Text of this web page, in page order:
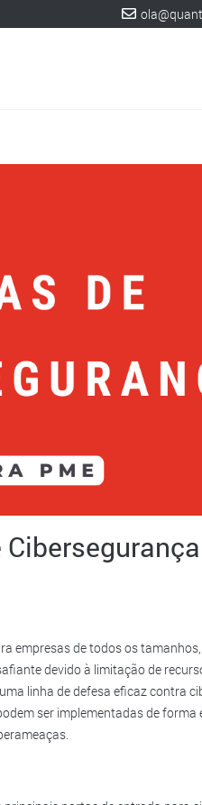
empresas de todos os
devido à limitação de
linha de defesa eficaz contra
ser implementadas de forma